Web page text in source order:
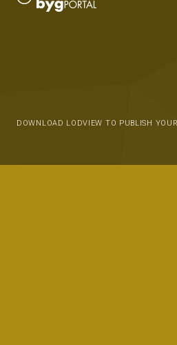
DOWNLOAD LODVIEW TO PUBLISH